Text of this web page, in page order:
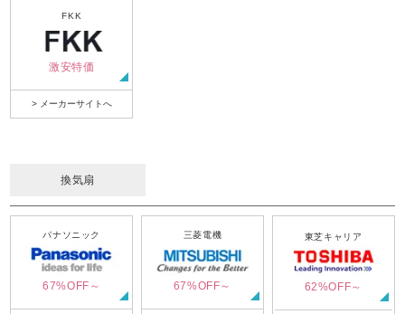
FKK
激安特価
> メーカーサイトへ
換気扇
パナソニック
67%OFF～
三菱電機
67%OFF～
東芝キャリア
62%OFF～